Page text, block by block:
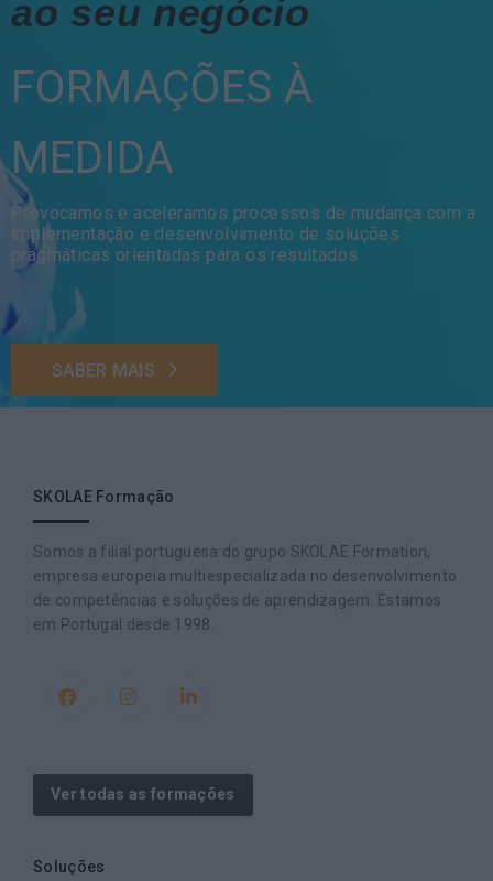
ao seu negócio
FORMAÇÕES À
MEDIDA
Provocamos e aceleramos processos de mudança com a
implementação e desenvolvimento de soluções
pragmáticas orientadas para os resultados
SABER MAIS
SKOLAE Formação
Somos a filial portuguesa do grupo SKOLAE Formation,
empresa europeia multiespecializada no desenvolvimento
de competências e soluções de aprendizagem. Estamos
em Portugal desde 1998.
Ver todas as formações
Soluções